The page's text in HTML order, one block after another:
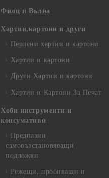
Филц и Вълна
Хартии,картони и други
Перлени хартии и картони
Хартии и картони
Други Хартии и картони
Хартии и Картони За Печат
Хоби инструменти и
консумативи
Предпазни
самовъзстановяващи
подложки
Режещи, пробиващи и